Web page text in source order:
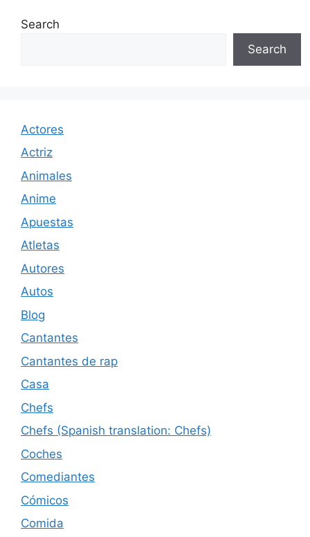
Search
Search
Actores
Actriz
Animales
Anime
Apuestas
Atletas
Autores
Autos
Blog
Cantantes
Cantantes de rap
Casa
Chefs
Chefs (Spanish translation: Chefs)
Coches
Comediantes
Cómicos
Comida